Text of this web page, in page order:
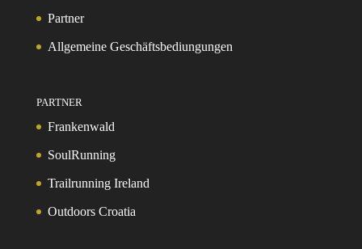
Partner
Allgemeine Geschäftsbediungungen
PARTNER
Frankenwald
SoulRunning
Trailrunning Ireland
Outdoors Croatia